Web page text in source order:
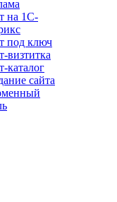
на 1С-
под ключ
визтитка
каталог
сайта